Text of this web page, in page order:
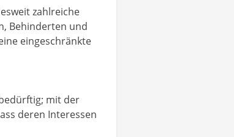
zahlreiche
Behinderten und
eingeschränkte
mit der
deren Interessen